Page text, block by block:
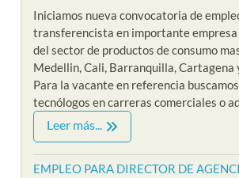
Iniciamos nueva convocatoria de
transferencista en importante
del sector de productos de consumo
Medellin, Cali, Barranquilla, Cartagena
Para la vacante en referencia
tecnólogos en carreras comerciales o
Leer más...
EMPLEO PARA DIRECTOR DE